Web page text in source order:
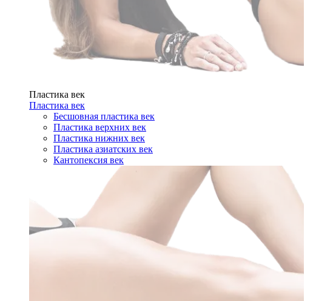
Пластика век
Пластика век
Бесшовная пластика век
Пластика верхних век
Пластика нижних век
Пластика азиатских век
Кантопексия век